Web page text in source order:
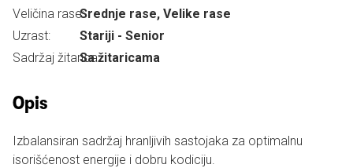
Veličina rase:Srednje rase, Velike rase
Uzrast:
Stariji - Senior
Sadržaj žitarica:Sa žitaricama
Opis
Izbalansiran sadržaj hranljivih sastojaka za optimalnu
isorišćenost energije i dobru kodiciju.